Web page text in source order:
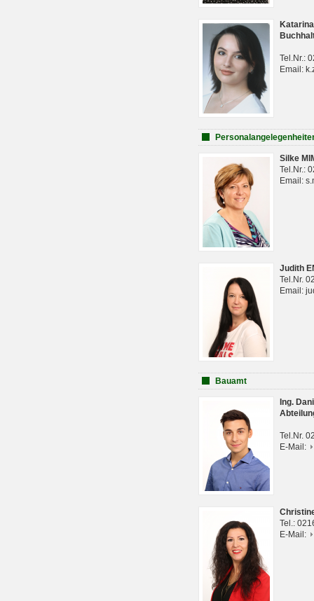
Tel.Nr.:
Email:
Silke
Tel.Nr.:
Email:
Judith
Tel.Nr.
Email:
Bauamt
Ing.
Tel.Nr.
E-Mail:
Tel.:
E-Mail: